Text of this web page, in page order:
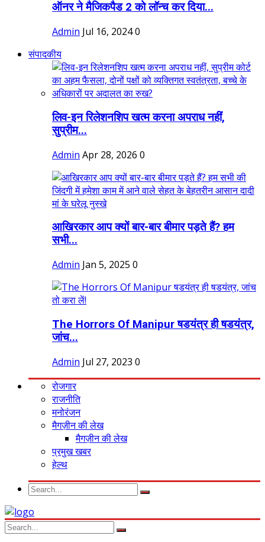
ऑनर ने मैजिकपैड 2 को लॉन्च कर दिया...
Admin Jul 16, 20240
संपादकीय
लिव-इन रिलेशनशिप खत्म करना अपराध नहीं,
सुप्रीम...
Admin Apr 28, 2026 0
आखिरकार आप क्यों बार-बार बीमार पड़ते हैं? हम
सभी...
Admin Jan 5, 2025 0
The Horrors Of Manipur षडयंत्र ही षडयंत्र,
जांच...
Admin Jul 27, 2023 0
रोजगार
राजनीति
मनोरंजन
मैगज़ीन की लेख
मैगज़ीन की लेख
प्रमुख खबर
हेल्थ